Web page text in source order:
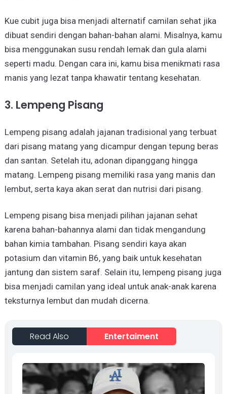
Kue cubit juga bisa menjadi alternatif camilan sehat jika
dibuat sendiri dengan bahan-bahan alami. Misalnya, kamu
bisa menggunakan susu rendah lemak dan gula alami
seperti madu. Dengan cara ini, kamu bisa menikmati rasa
manis yang lezat tanpa khawatir tentang kesehatan.
3. Lempeng Pisang
Lempeng pisang adalah jajanan tradisional yang terbuat
dari pisang matang yang dicampur dengan tepung beras
dan santan. Setelah itu, adonan dipanggang hingga
matang. Lempeng pisang memiliki rasa yang manis dan
lembut, serta kaya akan serat dan nutrisi dari pisang.
Lempeng pisang bisa menjadi pilihan jajanan sehat
karena bahan-bahannya alami dan tidak mengandung
bahan kimia tambahan. Pisang sendiri kaya akan
potasium dan vitamin B6, yang baik untuk kesehatan
jantung dan sistem saraf. Selain itu, lempeng pisang juga
bisa menjadi camilan yang ideal untuk anak-anak karena
teksturnya lembut dan mudah dicerna.
Read Also Entertaiment